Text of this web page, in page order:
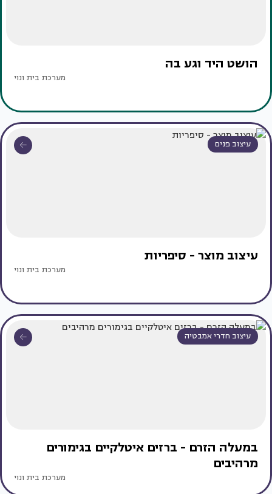
הושט היד וגע בה
מערכת בית ונוי
עיצוב פנים
עיצוב מוצר - סיפריות
מערכת בית ונוי
עיצוב חדרי אמבטיה
במעלה הזרם - ברזים איטלקיים בגימורים
מרהיבים
מערכת בית ונוי